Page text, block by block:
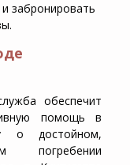
забронировать
обеспечит
помощь в
о достойном,
погребении